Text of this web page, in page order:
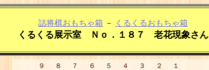
詰将棋おもちゃ箱 － くるくるおもちゃ箱
くるくる展示室 Ｎｏ．１８７ 老花現象さん
９ ８ ７ ６ ５ ４ ３ ２ １